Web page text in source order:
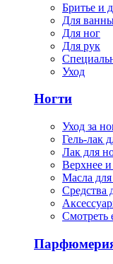
Бритье и
Для
Для ног
Для рук
Уход
Ногти
Уход за
Гель-лак
Лак для
Верхнее
Масла для
Средства
Смотреть